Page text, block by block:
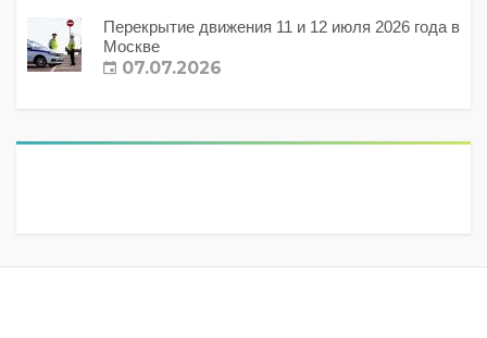
Перекрытие движения 11 и 12 июля 2026 года в
Москве
07.07.2026